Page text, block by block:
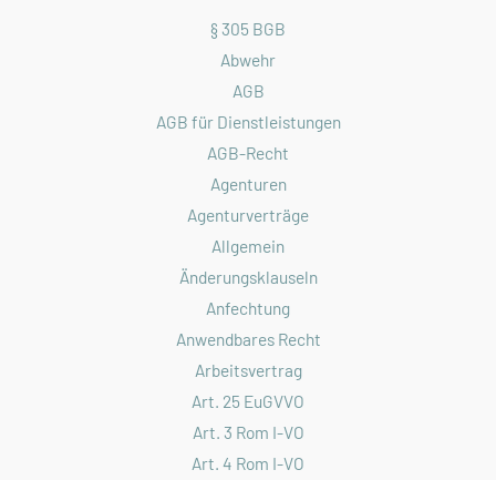
§ 305 BGB
Abwehr
AGB
AGB für Dienstleistungen
AGB-Recht
Agenturen
Agenturverträge
Allgemein
Änderungsklauseln
Anfechtung
Anwendbares Recht
Arbeitsvertrag
Art. 25 EuGVVO
Art. 3 Rom I-VO
Art. 4 Rom I-VO